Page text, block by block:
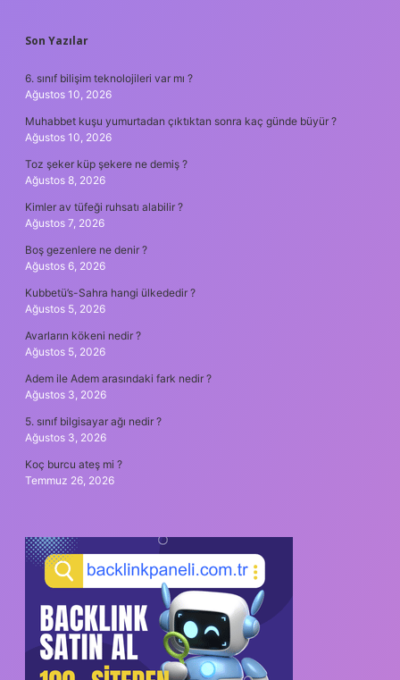
SIDEBAR
Son Yazılar
6. sınıf bilişim teknolojileri var mı ?
Ağustos 10, 2026
Muhabbet kuşu yumurtadan çıktıktan sonra kaç günde büyür ?
Ağustos 10, 2026
Toz şeker küp şekere ne demiş ?
Ağustos 8, 2026
Kimler av tüfeği ruhsatı alabilir ?
Ağustos 7, 2026
Boş gezenlere ne denir ?
Ağustos 6, 2026
Kubbetü’s-Sahra hangi ülkededir ?
Ağustos 5, 2026
Avarların kökeni nedir ?
Ağustos 5, 2026
Adem ile Adem arasındaki fark nedir ?
Ağustos 3, 2026
5. sınıf bilgisayar ağı nedir ?
Ağustos 3, 2026
Koç burcu ateş mi ?
Temmuz 26, 2026